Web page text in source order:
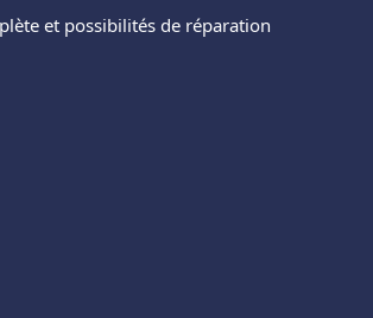
et possibilités de réparation